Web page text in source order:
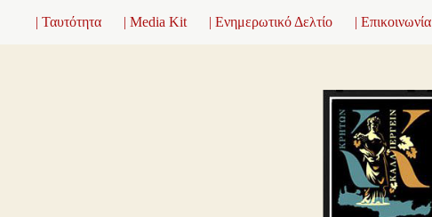
| Ταυτότητα | Media Kit | Ενημερωτικό Δελτίο | Επικοινωνία